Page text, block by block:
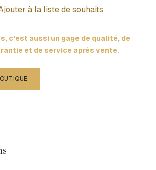
à la liste de souhaits
c'est aussi un gage de qualité, de
et de service après vente.